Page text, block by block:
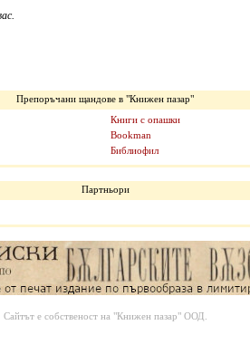
Препоръчани щандове в "Книжен пазар"
Книги с опашки
Bookman
Библиофил
Партньори
Сайтът е собственост на "Книжен пазар" ООД